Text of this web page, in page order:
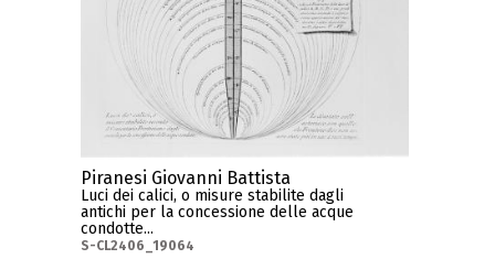
Piranesi Giovanni Battista
Luci dei calici, o misure stabilite dagli
antichi per la concessione delle acque
condotte...
S-CL2406_19064